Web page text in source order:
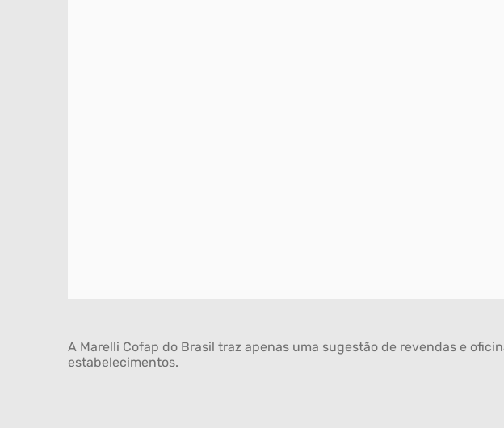
A Marelli Cofap do Brasil traz apenas uma sugestão de revendas e
estabelecimentos.